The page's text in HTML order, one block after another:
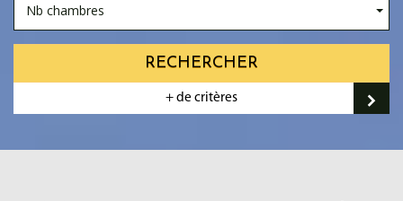
Nb chambres
RECHERCHER
+ de critères